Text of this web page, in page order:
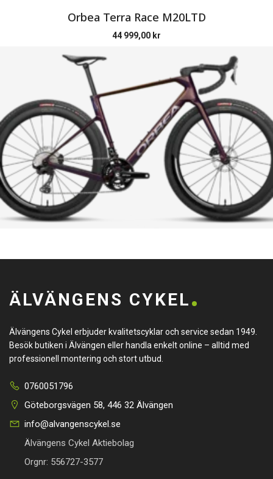
Orbea Terra Race M20LTD
44 999,00 kr
ÄLVÄNGENS CYKEL
Älvängens Cykel erbjuder kvalitetscyklar och service sedan 1949.
Besök butiken i Älvängen eller handla enkelt online – alltid med
professionell montering och stort utbud.
0760051796
Göteborgsvägen 58, 446 32 Älvängen
info@alvangenscykel.se
Älvängens Cykel Aktiebolag
Orgnr: 556727-3577